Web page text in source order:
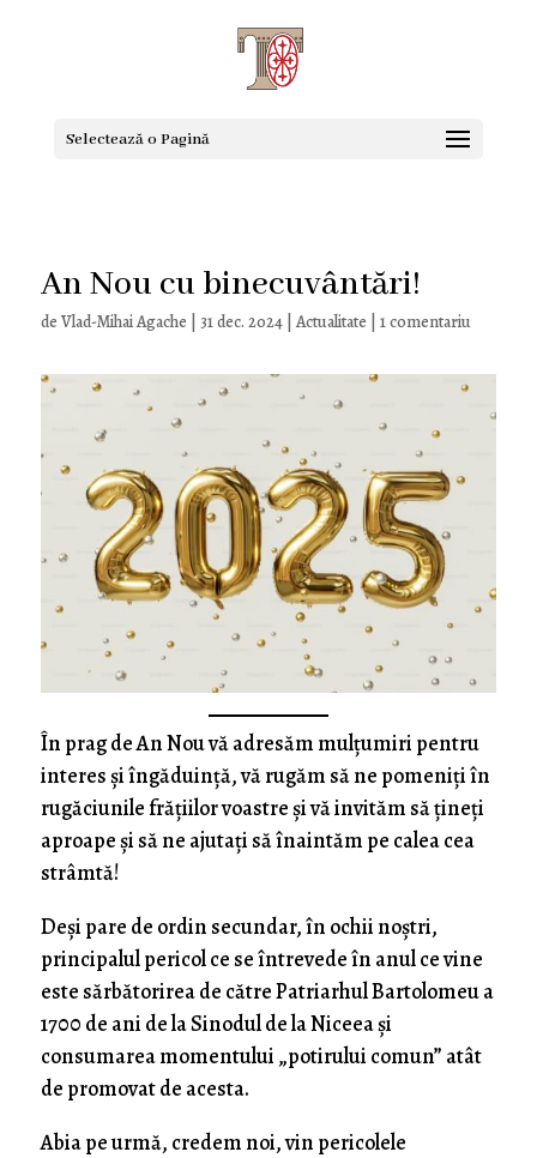
Selectează o Pagină
An Nou cu binecuvântări!
de Vlad-Mihai Agache 31 dec. 2024| Actualitate 1 comentariu
În prag de An Nou vă adresăm mulțumiri pentru
interes și îngăduință, vă rugăm să ne pomeniți în
rugăciunile frățiilor voastre și vă invităm să țineți
aproape și să ne ajutați să înaintăm pe calea cea
strâmtă!
Deși pare de ordin secundar, în ochii noștri,
principalul pericol ce se întrevede în anul ce vine
este sărbătorirea de către Patriarhul Bartolomeu a
1700 de ani de la Sinodul de la Niceea și
consumarea momentului „potirului comun” atât
de promovat de acesta.
Abia pe urmă, credem noi, vin pericolele